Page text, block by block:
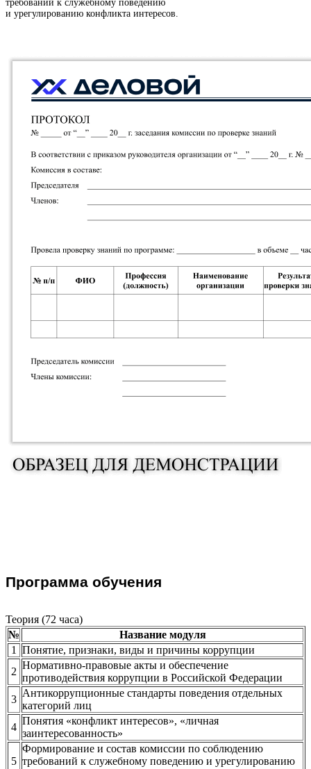
требований к служебному поведению
и урегулированию конфликта интересов.
Программа обучения
Теория (72 часа)
№
Название модуля
1
Понятие, признаки, виды и причины коррупции
2
Нормативно-правовые акты и обеспечение
противодействия коррупции в Российской Федерации
3
Антикоррупционные стандарты поведения отдельных
категорий лиц
4
Понятия «конфликт интересов», «личная
заинтересованность»
5
Формирование и состав комиссии по соблюдению
требований к служебному поведению и урегулированию